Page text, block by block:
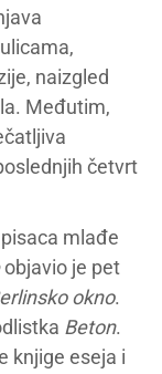
naizgled
Međutim,
četvrt
mlađe
objavio je pet
okno.
Beton.
knjige eseja i